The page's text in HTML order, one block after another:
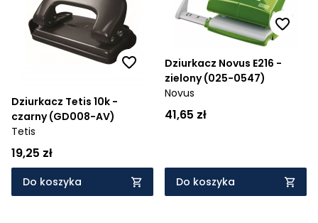
Dziurkacz Tetis 10k -
czarny (GD008-AV)
Tetis
19,25 zł
Do koszyka
Dziurkacz Novus E216 -
zielony (025-0547)
Novus
41,65 zł
Do koszyka